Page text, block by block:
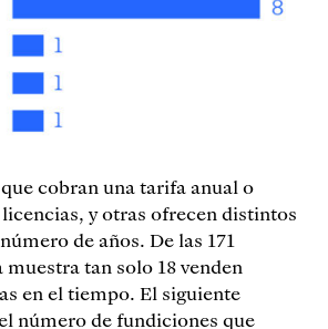
cobran una tarifa anual o
y otras ofrecen distintos
de años. De las 171
tan solo 18 venden
en el tiempo. El siguiente
número de fundiciones que